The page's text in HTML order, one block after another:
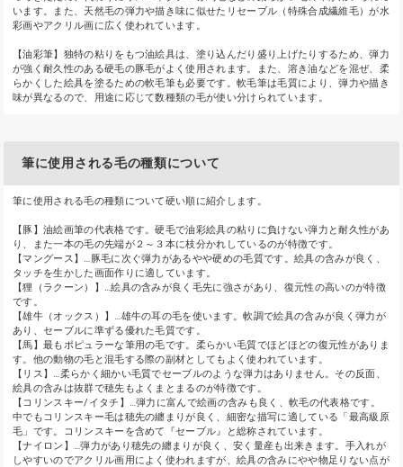
います。また、天然毛の弾力や描き味に似せたリセーブル（特殊合成繊維毛）が水
彩画やアクリル画に広く使われています。
【油彩筆】独特の粘りをもつ油絵具は、塗り込んだり盛り上げたりするため、弾力
が強く耐久性のある硬毛の豚毛がよく使用されます。また、溶き油などを混ぜ、柔
らかくした絵具を塗るための軟毛筆も必要です。軟毛筆は毛質により、弾力や描き
味が異なるので、用途に応じて数種類の毛が使い分けられています。
筆に使用される毛の種類について
筆に使用される毛の種類について硬い順に紹介します。
【豚】油絵画筆の代表格です。硬毛で油彩絵具の粘りに負けない弾力と耐久性があ
り、また一本の毛の先端が２～３本に枝分かれしているのが特徴です。
【マングース】…豚毛に次ぐ弾力があるやや硬めの毛質です。絵具の含みが良く、
タッチを生かした画面作りに適しています。
【狸（ラクーン）】…絵具の含みが良く毛先に強さがあり、復元性の高いのが特徴
です。
【雄牛（オックス）】…雄牛の耳の毛を使います。軟調で絵具の含みが良く弾力が
あり、セーブルに準ずる優れた毛質です。
【馬】最もポピュラーな筆用の毛です。柔らかい毛質でほどほどの復元性がありま
す。他の動物の毛と混毛する際の副材としてもよく使われています。
【リス】…柔らかく細かい毛質でセーブルのような弾力はありません。その反面、
絵具の含みは抜群で穂先もよくまとまるのが特徴です。
【コリンスキー/イタチ】…弾力に富んで絵画の含みも良く、軟毛の代表格です。
中でもコリンスキー毛は穂先の纏まりが良く、細密な描写に適している「最高級原
毛」です。コリンスキーを含めて『セーブル』と総称されています。
【ナイロン】…弾力があり穂先の纏まりが良く、安く量産も出来きます。手入れが
しやすいのでアクリル画用によく使われますが、絵具の含みにやや物足りない点が